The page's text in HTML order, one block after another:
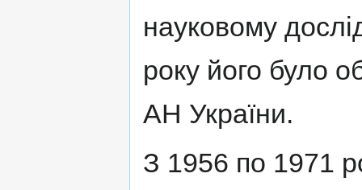
науковому
року його було
АН України.
З 1956 по 1971